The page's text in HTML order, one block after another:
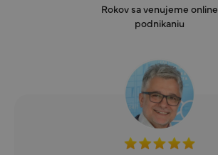
Rokov sa venujeme online
podnikaniu